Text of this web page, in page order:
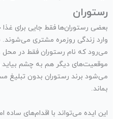
رستوران
بعضی رستوران‌ها فقط جایی برای
وارد زندگی روزمره مشتری می‌شوند.
می‌رود که نام رستوران فقط در محل
موقعیت‌های دیگر هم به چشم بیاید
می‌شود برند رستوران بدون تبلیغ
بماند.
این ایده می‌تواند با اقدام‌های ساده